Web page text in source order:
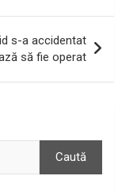
s-a accidentat
să fie operat
Caută